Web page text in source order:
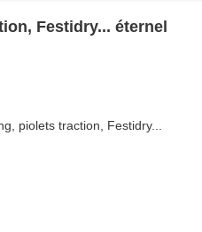
Festidry... éternel